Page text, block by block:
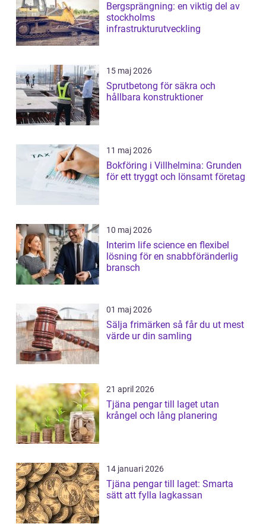
Bergsprängning: en viktig del av
stockholms
infrastrukturutveckling
15 maj 2026
Sprutbetong för säkra och
hållbara konstruktioner
11 maj 2026
Bokföring i Villhelmina: Grunden
för ett tryggt och lönsamt företag
10 maj 2026
Interim life science en flexibel
lösning för en snabbföränderlig
bransch
01 maj 2026
Sälja frimärken så får du ut mest
värde ur din samling
21 april 2026
Tjäna pengar till laget utan
krångel och lång planering
14 januari 2026
Tjäna pengar till laget: Smarta
sätt att fylla lagkassan